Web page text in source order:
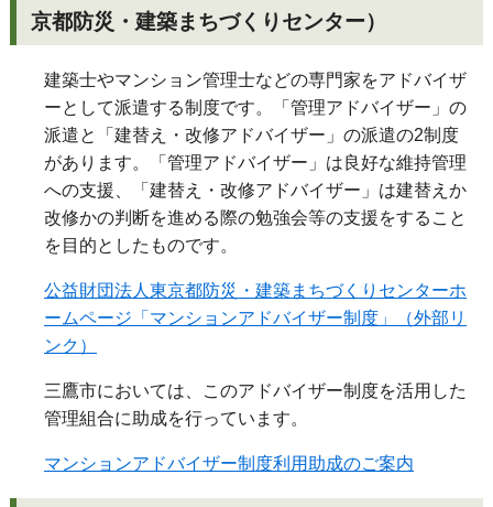
京都防災・建築まちづくりセンター）
建築士やマンション管理士などの専門家をアドバイザ
ーとして派遣する制度です。「管理アドバイザー」の
派遣と「建替え・改修アドバイザー」の派遣の2制度
があります。「管理アドバイザー」は良好な維持管理
への支援、「建替え・改修アドバイザー」は建替えか
改修かの判断を進める際の勉強会等の支援をすること
を目的としたものです。
公益財団法人東京都防災・建築まちづくりセンターホ
ームページ「マンションアドバイザー制度」（外部リ
ンク）
三鷹市においては、このアドバイザー制度を活用した
管理組合に助成を行っています。
マンションアドバイザー制度利用助成のご案内